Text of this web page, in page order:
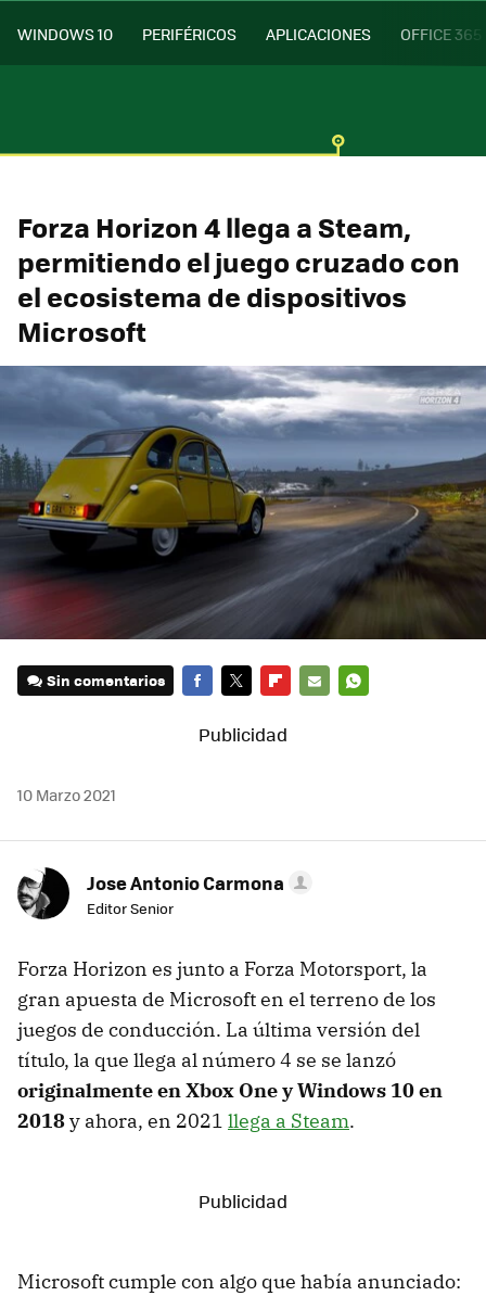
WINDOWS 10 PERIFÉRICOS APLICACIONES OFFICE 365
Forza Horizon 4 llega a Steam,
permitiendo el juego cruzado con
el ecosistema de dispositivos
Microsoft
Sin comentarios
10 Marzo 2021
Jose Antonio Carmona
Editor Senior
Forza Horizon es junto a Forza Motorsport, la
gran apuesta de Microsoft en el terreno de los
juegos de conducción. La última versión del
título, la que llega al número 4 se se lanzó
originalmente en Xbox One y Windows 10 en
2018y ahora, en 2021 llega a Steam.
Microsoft cumple con algo que había anunciado: